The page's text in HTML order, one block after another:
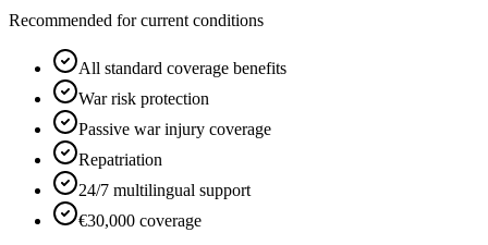
Recommended for current conditions
All standard coverage benefits
War risk protection
Passive war injury coverage
Repatriation
24/7 multilingual support
€30,000 coverage